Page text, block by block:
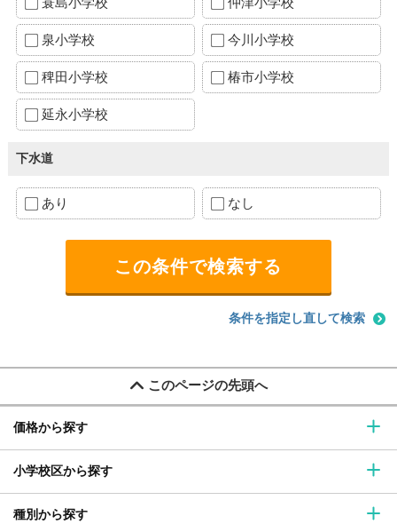
泉小学校 今川小学校
稗田小学校 椿市小学校
延永小学校
下水道
あり なし
条件を指定し直して検索
このページの先頭へ
価格から探す
小学校区から探す
種別から探す